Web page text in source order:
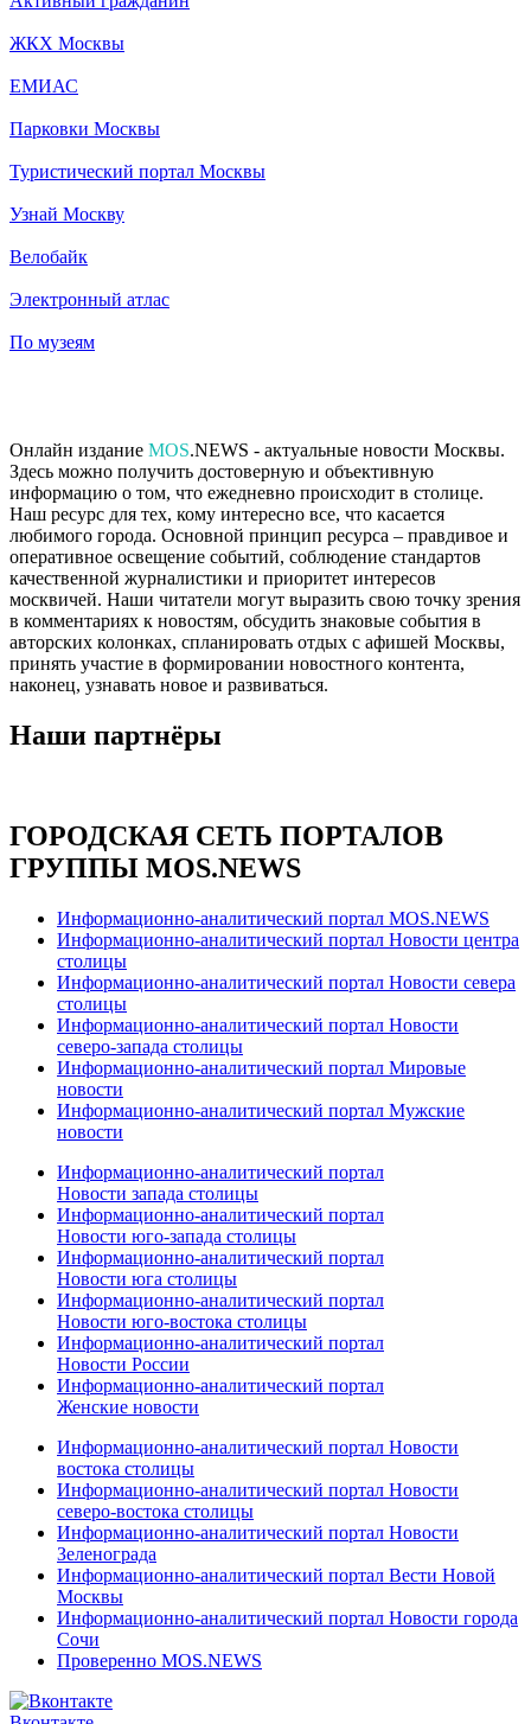
ЖКХ Москвы
ЕМИАС
Парковки Москвы
Туристический портал Москвы
Узнай Москву
Велобайк
Электронный атлас
По музеям
Онлайн издание MOS.NEWS - актуальные новости Москвы.
Здесь можно получить достоверную и объективную
информацию о том, что ежедневно происходит в столице.
Наш ресурс для тех, кому интересно все, что касается
любимого города. Основной принцип ресурса – правдивое и
оперативное освещение событий, соблюдение стандартов
качественной журналистики и приоритет интересов
москвичей. Наши читатели могут выразить свою точку зрения
в комментариях к новостям, обсудить знаковые события в
авторских колонках, спланировать отдых с афишей Москвы,
принять участие в формировании новостного контента,
наконец, узнавать новое и развиваться.
Наши партнёры
ГОРОДСКАЯ СЕТЬ ПОРТАЛОВ
ГРУППЫ MOS.NEWS
Информационно-аналитический портал MOS.NEWS
Информационно-аналитический портал Новости центра
столицы
Информационно-аналитический портал Новости севера
столицы
Информационно-аналитический портал Новости
северо-запада столицы
Информационно-аналитический портал Мировые
новости
Информационно-аналитический портал Мужские
новости
Информационно-аналитический портал
Новости запада столицы
Информационно-аналитический портал
Новости юго-запада столицы
Информационно-аналитический портал
Новости юга столицы
Информационно-аналитический портал
Новости юго-востока столицы
Информационно-аналитический портал
Новости России
Информационно-аналитический портал
Женские новости
Информационно-аналитический портал Новости
востока столицы
Информационно-аналитический портал Новости
северо-востока столицы
Информационно-аналитический портал Новости
Зеленограда
Информационно-аналитический портал Вести Новой
Москвы
Информационно-аналитический портал Новости города
Сочи
Проверенно MOS.NEWS